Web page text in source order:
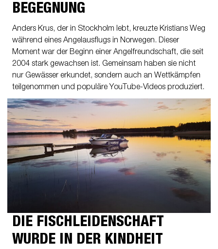
BEGEGNUNG
Anders Krus, der in Stockholm lebt, kreuzte Kristians Weg
während eines Angelausflugs in Norwegen. Dieser
Moment war der Beginn einer Angelfreundschaft, die seit
2004 stark gewachsen ist. Gemeinsam haben sie nicht
nur Gewässer erkundet, sondern auch an Wettkämpfen
teilgenommen und populäre YouTube-Videos produziert.
DIE FISCHLEIDENSCHAFT
WURDE IN DER KINDHEIT